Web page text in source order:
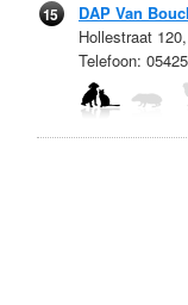
15
DAP Van
Hollestraat
Telefoon: